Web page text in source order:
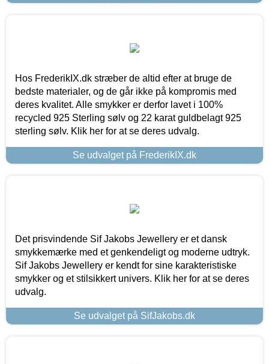
Hos FrederikIX.dk stræber de altid efter at bruge de
bedste materialer, og de går ikke på kompromis med
deres kvalitet. Alle smykker er derfor lavet i 100%
recycled 925 Sterling sølv og 22 karat guldbelagt 925
sterling sølv. Klik her for at se deres udvalg.
Se udvalget på FrederikIX.dk
Det prisvindende Sif Jakobs Jewellery er et dansk
smykkemærke med et genkendeligt og moderne udtryk.
Sif Jakobs Jewellery er kendt for sine karakteristiske
smykker og et stilsikkert univers. Klik her for at se deres
udvalg.
Se udvalget på SifJakobs.dk